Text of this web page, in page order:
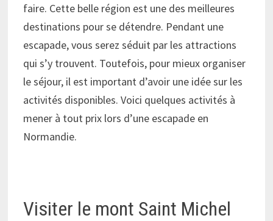
faire. Cette belle région est une des meilleures
destinations pour se détendre. Pendant une
escapade, vous serez séduit par les attractions
qui s’y trouvent. Toutefois, pour mieux organiser
le séjour, il est important d’avoir une idée sur les
activités disponibles. Voici quelques activités à
mener à tout prix lors d’une escapade en
Normandie.
Visiter le mont Saint Michel